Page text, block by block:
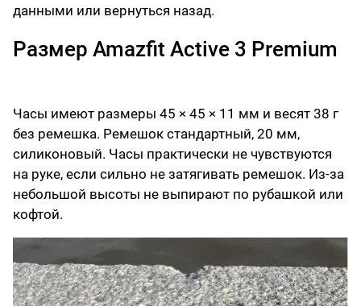
данными или вернуться назад.
Размер Amazfit Active 3 Premium
Часы имеют размеры 45 × 45 × 11 мм и весят 38 г
без ремешка. Ремешок стандартный, 20 мм,
силиконовый. Часы практически не чувствуются
на руке, если сильно не затягивать ремешок. Из-за
небольшой высоты не выпирают по рубашкой или
кофтой.